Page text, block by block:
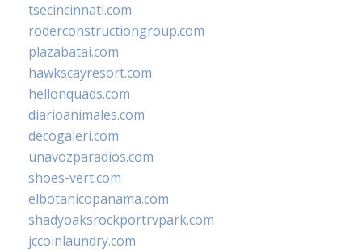
tsecincinnati.com
roderconstructiongroup.com
plazabatai.com
hawkscayresort.com
hellonquads.com
diarioanimales.com
decogaleri.com
unavozparadios.com
shoes-vert.com
elbotanicopanama.com
shadyoaksrockportrvpark.com
jccoinlaundry.com